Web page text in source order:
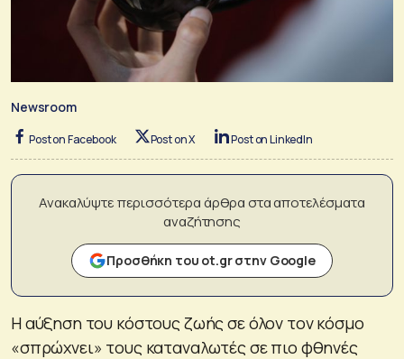
Newsroom
Post on Facebook Post on X Post on LinkedIn
Ανακαλύψτε περισσότερα άρθρα στα αποτελέσματα
αναζήτησης
Προσθήκη του ot.gr στην Google
Η αύξηση του κόστους ζωής σε όλον τον κόσμο
«σπρώχνει» τους καταναλωτές σε πιο φθηνές